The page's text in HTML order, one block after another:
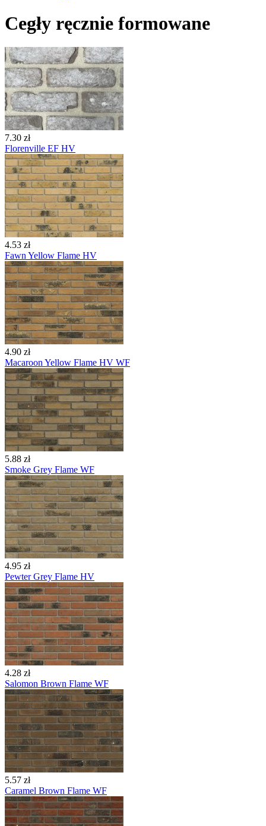
Cegły ręcznie formowane
7.30 zł
Florenville EF HV
4.53 zł
Fawn Yellow Flame HV
4.90 zł
Macaroon Yellow Flame HV WF
5.88 zł
Smoke Grey Flame WF
4.95 zł
Pewter Grey Flame HV
4.28 zł
Salomon Brown Flame WF
5.57 zł
Caramel Brown Flame WF